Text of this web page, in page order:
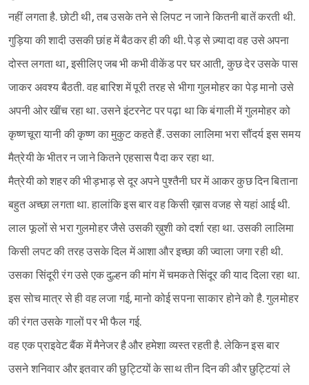
नहीं लगता है. छोटी थी, तब उसके तने से लिपट न जाने कितनी बातें करती थी.
गुड़िया की शादी उसकी छांह में बैठकर ही की थी. पेड़ से ज़्यादा वह उसे अपना
दोस्त लगता था, इसीलिए जब भी कभी वीकेंड पर घर आती, कुछ देर उसके पास
जाकर अवश्य बैठती. वह बारिश में पूरी तरह से भीगा गुलमोहर का पेड़ मानो उसे
अपनी ओर खींच रहा था. उसने इंटरनेट पर पढ़ा था कि बंगाली में गुलमोहर को
कृष्णचूरा यानी की कृष्ण का मुकुट कहते हैं. उसका लालिमा भरा सौंदर्य इस समय
मैत्रेयी के भीतर न जाने कितने एहसास पैदा कर रहा था.
मैत्रेयी को शहर की भीड़भाड़ से दूर अपने पुश्तैनी घर में आकर कुछ दिन बिताना
बहुत अच्छा लगता था. हालांकि इस बार वह किसी ख़ास वजह से यहां आई थी.
लाल फूलों से भरा गुलमोहर जैसे उसकी ख़ुशी को दर्शा रहा था. उसकी लालिमा
किसी लपट की तरह उसके दिल में आशा और इच्छा की ज्वाला जगा रही थी.
उसका सिंदूरी रंग उसे एक दुल्हन की मांग में चमकते सिंदूर की याद दिला रहा था.
इस सोच मात्र से ही वह लजा गई, मानो कोई सपना साकार होने को है. गुलमोहर
की रंगत उसके गालों पर भी फैल गई.
वह एक प्राइवेट बैंक में मैनेजर है और हमेशा व्यस्त रहती है. लेकिन इस बार
उसने शनिवार और इतवार की छुट्टियों के साथ तीन दिन की और छुट्टियां ले